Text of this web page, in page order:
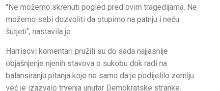
"Ne možemo skrenuti pogled pred ovim tragedijama. Ne
možemo sebi dozvoliti da otupimo na patnju i neću
šutjeti", nastavila je.
Harrisovi komentari pružili su do sada najjasnije
objašnjenje njenih stavova o sukobu dok radi na
balansiranju pitanja koje ne samo da je podijelilo zemlju
već je izazvalo trvenja unutar Demokratske stranke.